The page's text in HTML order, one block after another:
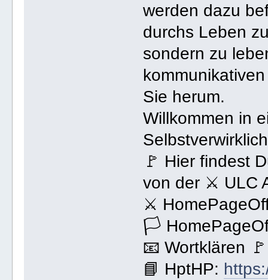
werden dazu
durchs Leben
sondern zu
Sie herum.
Willkommen in
🚩 Hier findest
von der ⚔ ULC
⚔
🏳
📧 Wortklären
📘 HptHP: